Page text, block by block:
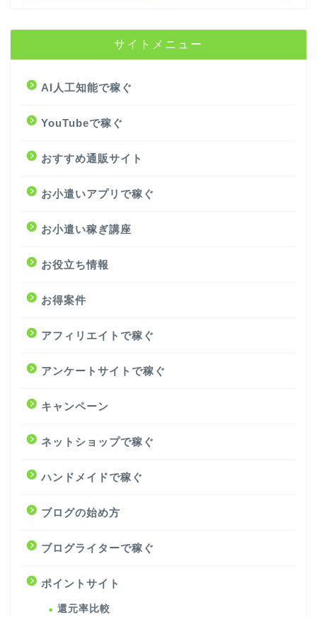
サイトメニュー
AI人工知能で稼ぐ
YouTubeで稼ぐ
おすすめ通販サイト
お小遣いアプリで稼ぐ
お小遣い稼ぎ講座
お役立ち情報
お得案件
アフィリエイトで稼ぐ
アンケートサイトで稼ぐ
キャンペーン
ネットショップで稼ぐ
ハンドメイドで稼ぐ
ブログの始め方
ブログライターで稼ぐ
ポイントサイト
還元率比較